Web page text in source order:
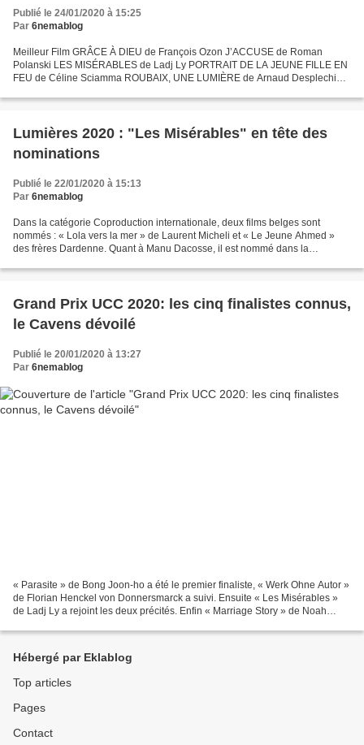
Publié le 24/01/2020 à 15:25
Par 6nemablog
Meilleur Film GRÂCE À DIEU de François Ozon J’ACCUSE de Roman
Polanski LES MISÉRABLES de Ladj Ly PORTRAIT DE LA JEUNE FILLE EN
FEU de Céline Sciamma ROUBAIX, UNE LUMIÈRE de Arnaud Desplechin
Lumières 2020 : "Les Misérables" en tête des
nominations
Publié le 22/01/2020 à 15:13
Par 6nemablog
Dans la catégorie Coproduction internationale, deux films belges sont
nommés : « Lola vers la mer » de Laurent Micheli et « Le Jeune Ahmed »
des frères Dardenne. Quant à Manu Dacosse, il est nommé dans la
Grand Prix UCC 2020: les cinq finalistes connus,
le Cavens dévoilé
Publié le 20/01/2020 à 13:27
Par 6nemablog
« Parasite » de Bong Joon-ho a été le premier finaliste, « Werk Ohne Autor »
de Florian Henckel von Donnersmarck a suivi. Ensuite « Les Misérables »
de Ladj Ly a rejoint les deux précités. Enfin « Marriage Story » de Noah
Hébergé par Eklablog
Top articles
Pages
Contact